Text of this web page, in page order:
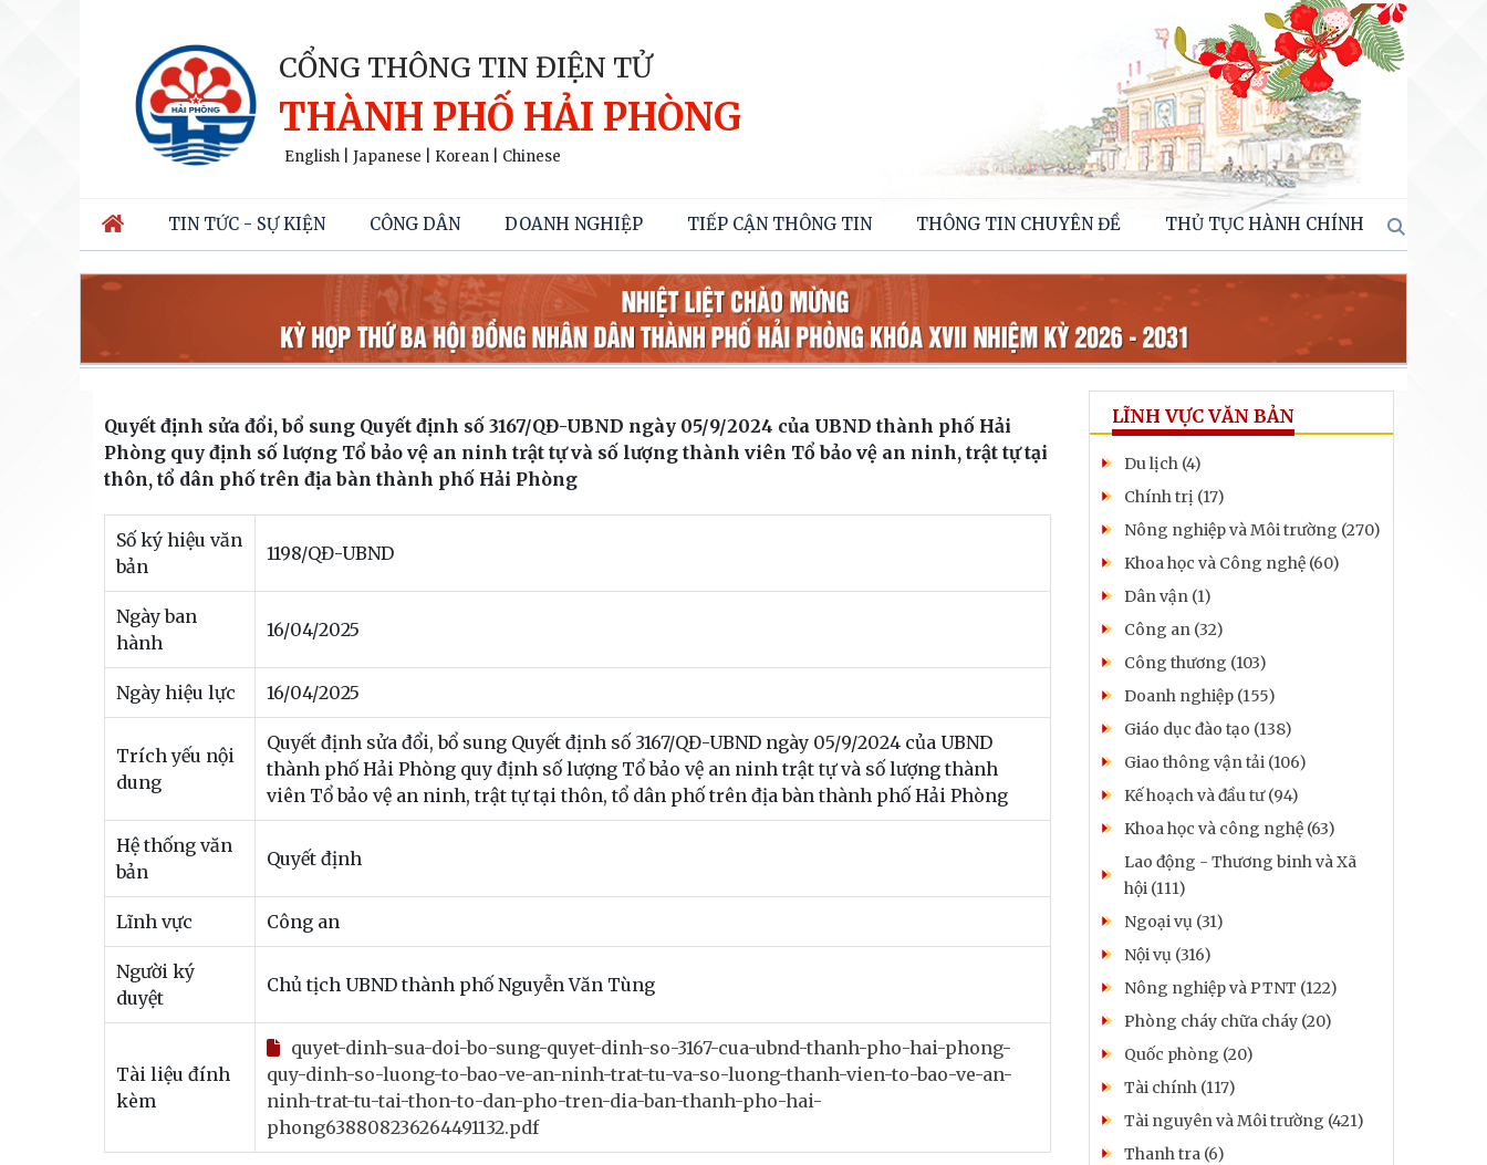
CỔNG THÔNG TIN ĐIỆN TỬ
THÀNH PHỐ HẢI PHÒNG
English Japanese Korean Chinese
TIN TỨC - SỰ KIỆN CÔNG DÂN DOANH NGHIỆP TIẾP CẬN THÔNG TIN THÔNG TIN CHUYÊN ĐỀ THỦ TỤC HÀNH CHÍNH
Quyết định sửa đổi, bổ sung Quyết định số 3167/QĐ-UBND ngày 05/9/2024 của UBND thành phố Hải
Phòng quy định số lượng Tổ bảo vệ an ninh trật tự và số lượng thành viên Tổ bảo vệ an ninh, trật tự tại
thôn, tổ dân phố trên địa bàn thành phố Hải Phòng
Số ký hiệu văn
bản
1198/QĐ-UBND
Ngày ban
hành
16/04/2025
Ngày hiệu lực 16/04/2025
Trích yếu nội
dung
Quyết định sửa đổi, bổ sung Quyết định số 3167/QĐ-UBND ngày 05/9/2024 của UBND
thành phố Hải Phòng quy định số lượng Tổ bảo vệ an ninh trật tự và số lượng thành
viên Tổ bảo vệ an ninh, trật tự tại thôn, tổ dân phố trên địa bàn thành phố Hải Phòng
Hệ thống văn
bản
Quyết định
Lĩnh vực Công an
Người ký
duyệt
Chủ tịch UBND thành phố Nguyễn Văn Tùng
Tài liệu đính
kèm
quyet-dinh-sua-doi-bo-sung-quyet-dinh-so-3167-cua-ubnd-thanh-pho-hai-phong-
quy-dinh-so-luong-to-bao-ve-an-ninh-trat-tu-va-so-luong-thanh-vien-to-bao-ve-an-
ninh-trat-tu-tai-thon-to-dan-pho-tren-dia-ban-thanh-pho-hai-
phong638808236264491132.pdf
LĨNH VỰC VĂN BẢN
Du lịch (4)
Chính trị (17)
Nông nghiệp và Môi trường (270)
Khoa học và Công nghệ (60)
Dân vận (1)
Công an (32)
Công thương (103)
Doanh nghiệp (155)
Giáo dục đào tạo (138)
Giao thông vận tải (106)
Kế hoạch và đầu tư (94)
Khoa học và công nghệ (63)
Lao động - Thương binh và Xã
hội (111)
Ngoại vụ (31)
Nội vụ (316)
Nông nghiệp và PTNT (122)
Phòng cháy chữa cháy (20)
Quốc phòng (20)
Tài chính (117)
Tài nguyên và Môi trường (421)
Thanh tra (6)